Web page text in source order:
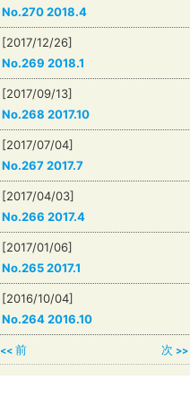
No.270 2018.4
[2017/12/26]
No.269 2018.1
[2017/09/13]
No.268 2017.10
[2017/07/04]
No.267 2017.7
[2017/04/03]
No.266 2017.4
[2017/01/06]
No.265 2017.1
[2016/10/04]
No.264 2016.10
<< 前 次 >>